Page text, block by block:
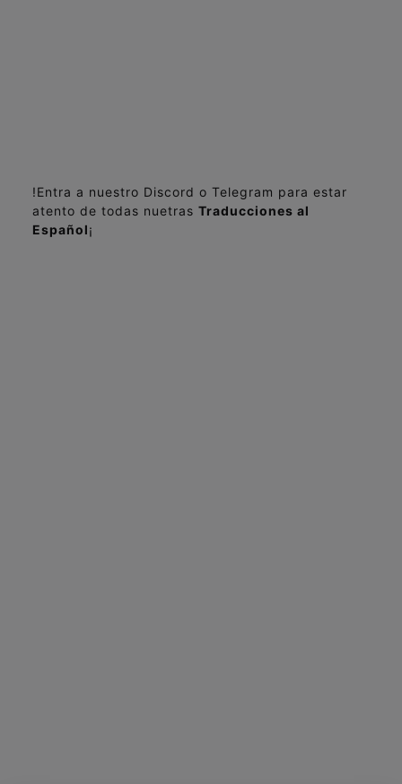
!Entra a nuestro Discord o Telegram para estar
atento de todas nuetras Traducciones al
Español¡